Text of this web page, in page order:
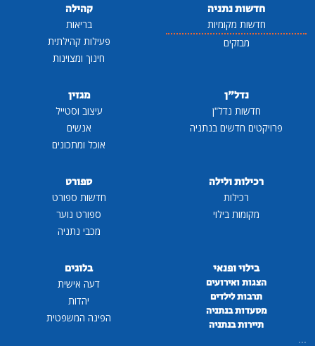
חדשות נתניה
חדשות מקומיות
מבזקים
קהילה
בריאות
פעילות קהילתית
חינוך ומצוינות
נדל"ן
חדשות נדל"ן
פרויקטים חדשים בנתניה
מגזין
עיצוב וסטייל
אנשים
אוכל ומתכונים
רכילות ולילה
רכילות
מקומות בילוי
ספורט
חדשות ספורט
ספורט נוער
מכבי נתניה
בילוי ופנאי
הצגות ואירועים
תרבות לילדים
מסעדות בנתניה
תיירות בנתניה
...
בלוגים
דעה אישית
יהדות
הפינה המשפטית